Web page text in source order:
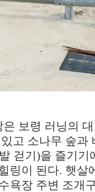
은 보령 러닝의
고 소나무 숲과
걷기)을 즐기기
링이 된다. 햇살
욕장 주변 조개